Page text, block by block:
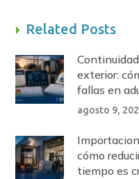
Related Posts
exterior:
fallas en
agosto 9,
cómo
tiempo es